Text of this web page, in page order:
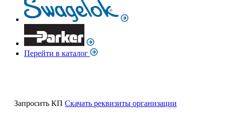
Перейти в каталог
Запросить КП Скачать реквизиты организации